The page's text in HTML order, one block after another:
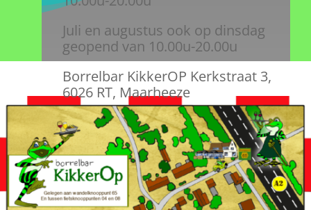
Juli en augustus ook op dinsdag
geopend van 10.00u-20.00u
Borrelbar KikkerOP Kerkstraat 3,
6026 RT, Maarheeze